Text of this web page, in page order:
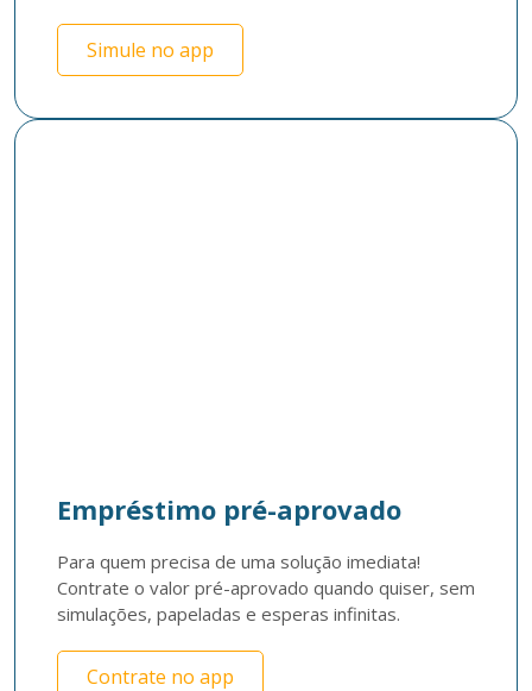
Simule no app
Empréstimo pré-aprovado
Para quem precisa de uma solução imediata!
Contrate o valor pré-aprovado quando quiser, sem
simulações, papeladas e esperas infinitas.
Contrate no app